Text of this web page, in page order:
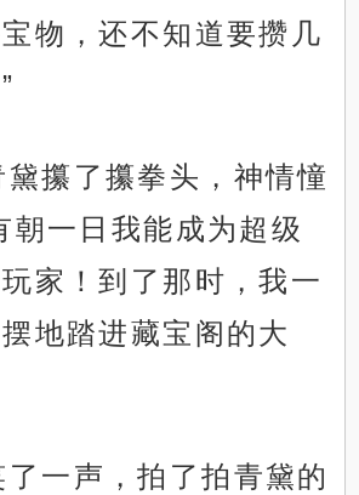
物，还不知道要攒几
攥了攥拳头，神情憧
朝一日我能成为超级
家！到了那时，我一
地踏进藏宝阁的大
一声，拍了拍青黛的